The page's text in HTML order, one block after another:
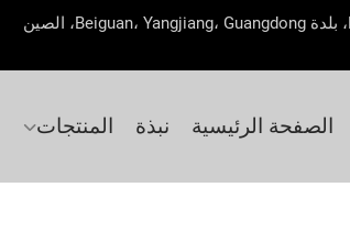
الصفحة الرئيسية نبذة المنتجات